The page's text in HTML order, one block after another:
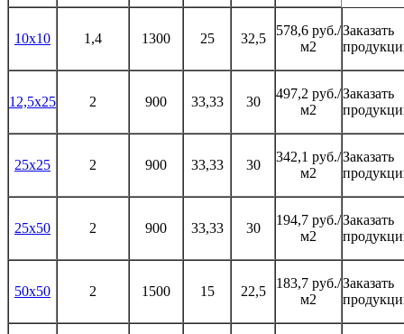
10х10 1,4 1300 25 32,5
578,6 руб./
м2
Заказать
12,5х25 2 900 33,33 30
497,2 руб./
м2
Заказать
25х25 2 900 33,33 30
342,1 руб./
м2
Заказать
25х50 2 900 33,33 30
194,7 руб./
м2
Заказать
50х50 2 1500 15 22,5
183,7 руб./
м2
Заказать